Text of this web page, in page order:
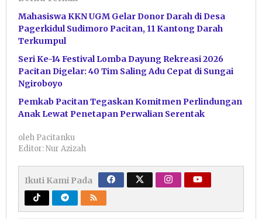
Mahasiswa KKN UGM Gelar Donor Darah di Desa
Pagerkidul Sudimoro Pacitan, 11 Kantong Darah
Terkumpul
Seri Ke-14 Festival Lomba Dayung Rekreasi 2026
Pacitan Digelar: 40 Tim Saling Adu Cepat di Sungai
Ngiroboyo
Pemkab Pacitan Tegaskan Komitmen Perlindungan
Anak Lewat Penetapan Perwalian Serentak
oleh Pacitanku
Editor: Nur Azizah
Ikuti Kami Pada